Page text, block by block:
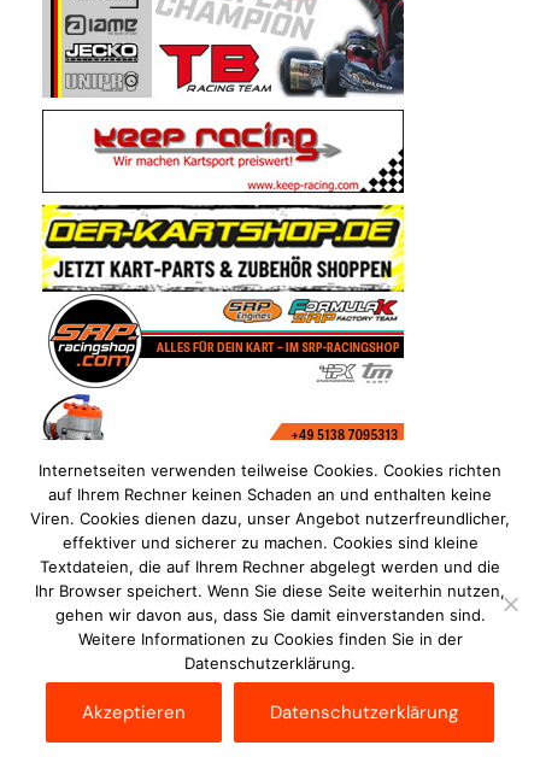
Impressum Datenschutzerklärung
Disclaimer
Kontakt
Internetseiten verwenden teilweise Cookies. Cookies richten
auf Ihrem Rechner keinen Schaden an und enthalten keine
Viren. Cookies dienen dazu, unser Angebot nutzerfreundlicher,
effektiver und sicherer zu machen. Cookies sind kleine
Textdateien, die auf Ihrem Rechner abgelegt werden und die
Ihr Browser speichert. Wenn Sie diese Seite weiterhin nutzen,
gehen wir davon aus, dass Sie damit einverstanden sind.
Weitere Informationen zu Cookies finden Sie in der
Datenschutzerklärung.
Akzeptieren Datenschutzerklärung